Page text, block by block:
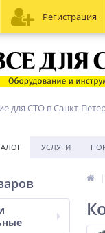
для СТО в Санкт-
УСЛУГИ
Регистрация